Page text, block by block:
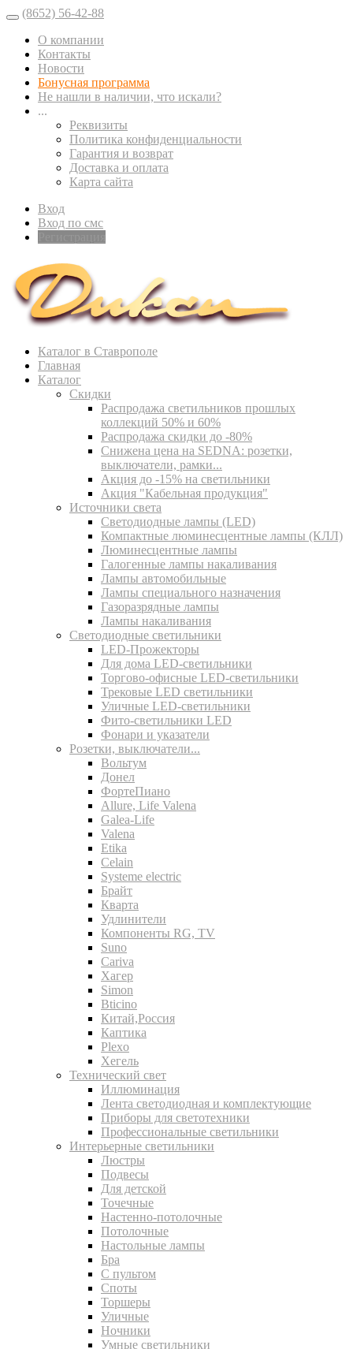
(8652) 56-42-88
О компании
Контакты
Новости
Бонусная программа
Не нашли в наличии, что искали?
...
Реквизиты
Политика конфиденциальности
Гарантия и возврат
Доставка и оплата
Карта сайта
Вход
Вход по смс
Каталог в Ставрополе
Главная
Каталог
Скидки
Распродажа светильников прошлых
коллекций 50% и 60%
Распродажа скидки до -80%
Cнижена цена на SEDNA: розетки,
выключатели, рамки...
Акция до -15% на светильники
Акция "Кабельная продукция"
Источники света
Светодиодные лампы (LED)
Компактные люминесцентные лампы (КЛЛ)
Люминесцентные лампы
Галогенные лампы накаливания
Лампы автомобильные
Лампы специального назначения
Газоразрядные лампы
Лампы накаливания
Светодиодные светильники
LED-Прожекторы
Для дома LED-светильники
Торгово-офисные LED-светильники
Трековые LED светильники
Уличные LED-светильники
Фито-светильники LED
Фонари и указатели
Розетки, выключатели...
Вольтум
Донел
ФортеПиано
Allure, Life Valena
Galea-Life
Valena
Etika
Celain
Systeme electric
Брайт
Кварта
Удлинители
Компоненты RG, TV
Suno
Cariva
Хагер
Simon
Bticino
Китай,Россия
Каптика
Plexo
Хегель
Технический свет
Иллюминация
Лента светодиодная и комплектующие
Приборы для светотехники
Профессиональные светильники
Интерьерные светильники
Люстры
Подвесы
Для детской
Точечные
Настенно-потолочные
Потолочные
Настольные лампы
Бра
С пультом
Споты
Торшеры
Уличные
Ночники
Умные светильники